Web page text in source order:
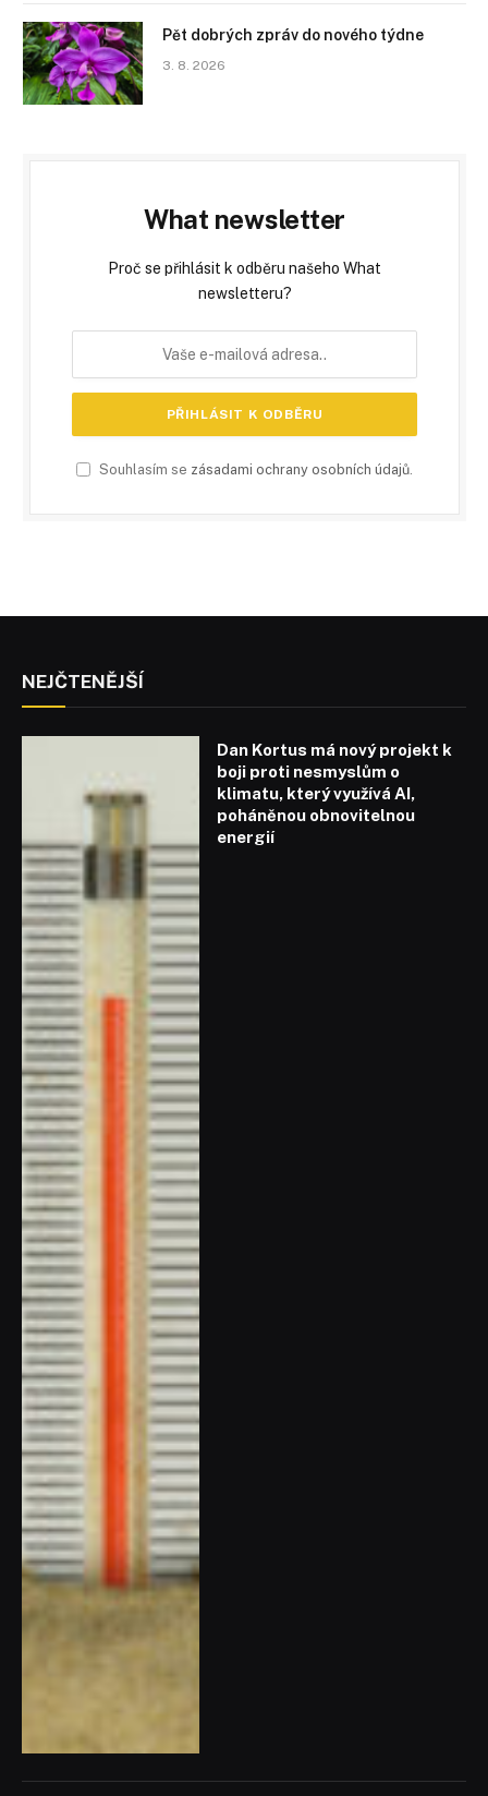
Pět dobrých zpráv do nového týdne
3. 8. 2026
What newsletter
Proč se přihlásit k odběru našeho What
newsletteru?
Souhlasím se zásadami ochrany osobních údajů.
NEJČTENĚJŠÍ
Dan Kortus má nový projekt k
boji proti nesmyslům o
klimatu, který využívá AI,
poháněnou obnovitelnou
energií